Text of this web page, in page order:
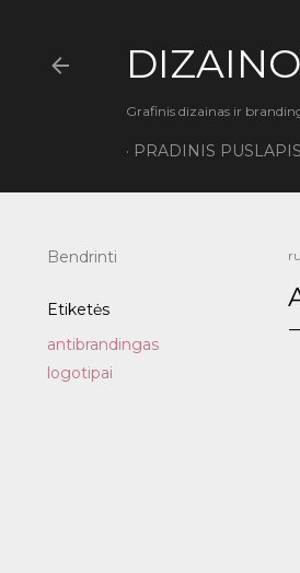
Grafinis dizainas ir
PRADINIS PUSLAPIS
Bendrinti
Etiketės
antibrandingas
logotipai